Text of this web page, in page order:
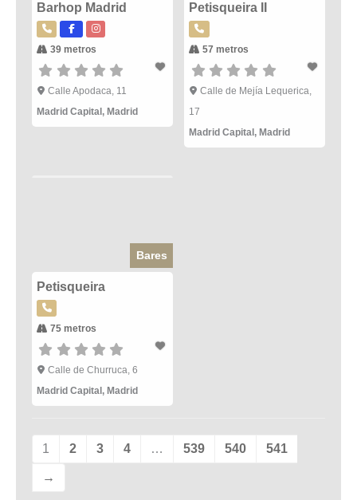
Barhop Madrid
39 metros
Calle Apodaca, 11
Madrid Capital , Madrid
Petisqueira II
57 metros
Calle de Mejía Lequerica,
17
Madrid Capital , Madrid
Bares
Petisqueira
75 metros
Calle de Churruca, 6
Madrid Capital , Madrid
1 2 3 4 … 539 540 541
→